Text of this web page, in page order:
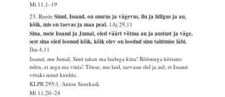
Mt 11,1–19
23. ReedeSinul, Issand, on suurus ja vägevus, ilu ja hiilgus ja au,
kõik, mis on taevas ja maa peal. 1Aj 29,11
Sina, meie Issand ja Jumal, oled väärt võtma au ja austust ja väge,
sest sina oled loonud kõik, kõik olev on loodud sinu tahtmise läbi.
Ilm 4,11
Issand, mu Jumal, Sind tahan ma lauluga kiita! Rõõmuga hõisates
tulen, ei aega ma viida! Tõuse, mu laul, taevasse ilul ja aul, et Issand
võtaks mind kuulda.
KLPR 295:1. Anton Suurkask
Mt 11,20–24